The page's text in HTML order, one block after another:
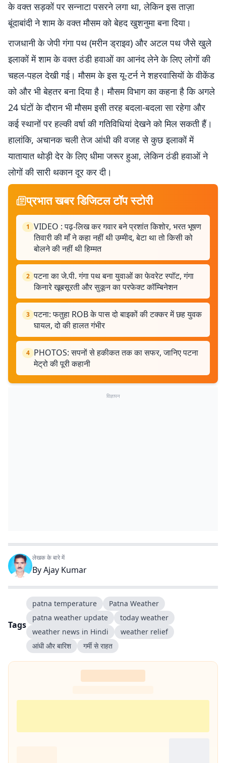
के वक्त सड़कों पर सन्नाटा पसरने लगा था, लेकिन इस ताज़ा
बूंदाबांदी ने शाम के वक्त मौसम को बेहद खुशनुमा बना दिया।
राजधानी के जेपी गंगा पथ (मरीन ड्राइव) और अटल पथ जैसे खुले
इलाकों में शाम के वक्त ठंडी हवाओं का आनंद लेने के लिए लोगों की
चहल-पहल देखी गई। मौसम के इस यू-टर्न ने शहरवासियों के वीकेंड
को और भी बेहतर बना दिया है। मौसम विभाग का कहना है कि अगले
24 घंटों के दौरान भी मौसम इसी तरह बदला-बदला सा रहेगा और
कई स्थानों पर हल्की वर्षा की गतिविधियां देखने को मिल सकती हैं।
हालांकि, अचानक चली तेज आंधी की वजह से कुछ इलाकों में
यातायात थोड़ी देर के लिए धीमा जरूर हुआ, लेकिन ठंडी हवाओं ने
लोगों की सारी थकान दूर कर दी।
प्रभात खबर डिजिटल टॉप स्टोरी
1 VIDEO : पढ़-लिख कर गवार बने प्रशांत किशोर, भरत भूषण
तिवारी की माँ ने कहा नहीं थी उम्मीद, बेटा था तो किसी को
बोलने की नहीं थी हिम्मत
2 पटना का जे.पी. गंगा पथ बना युवाओं का फेवरेट स्पॉट, गंगा
किनारे खूबसूरती और सुकून का परफेक्ट कॉम्बिनेशन
3 पटना: फतुहा ROB के पास दो बाइकों की टक्कर में छह युवक
घायल, दो की हालत गंभीर
4 PHOTOS: सपनों से हकीकत तक का सफर, जानिए पटना
मेट्रो की पूरी कहानी
विज्ञापन
लेखक के बारे में
ByAjay Kumar
Tags
patna temperature
Patna Weather
patna weather update
today weather
weather news in Hindi
weather relief
आंधी और बारिश
गर्मी से राहत